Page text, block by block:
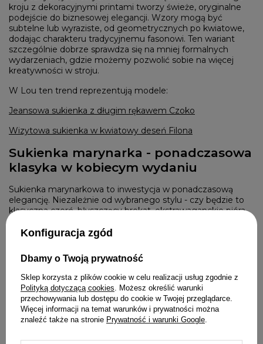
kroju z dekoracyjnymi printami tworzy świeże, oryginalne
podejście do biznesowej elegancji. Wzory mogą być
subtelne lub wyraziste, od geometrycznych po kwiatowe,
dodając charakteru tradycyjnemu fasonowi. Ten wariant
szczególnie dobrze sprawdza się na mniej formalnych
wydarzeniach, gdzie możemy pozwolić sobie na więcej
kreatywności w stroju.
W Lou ten trend reprezentują modele:
Jeansowa sukienka z długim rękawem Czoko
Wizytowa sukienka w kwiatowy deseń Filona
Sukienka marynarka - ponadczasowa
klasyka w kobiecym wydaniu
Sukienka marynarkowa to inwestycja w ponadczasową
elegancję. Niezależnie od wybranego stylu - czy będzie to
klasyczna czerń, błyszczący brokat, ekstrawaganckie pióra,
pewność, że posłuży Ci przez wiele sezonów. W
znajdziesz szeroką gamę sukienek marynarkowych, które
pozwolą Ci stworzyć zarówno biznesowe, jak i wieczorowe
stylizacje. Wybierz model, który najlepiej odzwierciedla Twój
charakter i styl.
Konfiguracja zgód
Dbamy o Twoją prywatność
Sklep korzysta z plików cookie w celu realizacji usług zgodnie z
Polityką dotyczącą cookies . Możesz określić warunki
przechowywania lub dostępu do cookie w Twojej przeglądarce.
Więcej informacji na temat warunków i prywatności można
znaleźć także na stronie Prywatność i warunki Google